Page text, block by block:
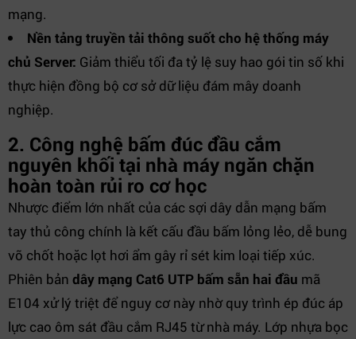
mạng.
Nền tảng truyền tải thông suốt cho hệ thống máy
chủ Server: Giảm thiểu tối đa tỷ lệ suy hao gói tin số khi
thực hiện đồng bộ cơ sở dữ liệu đám mây doanh
nghiệp.
2. Công nghệ bấm đúc đầu cắm
nguyên khối tại nhà máy ngăn chặn
hoàn toàn rủi ro cơ học
Nhược điểm lớn nhất của các sợi dây dẫn mạng bấm
tay thủ công chính là kết cấu đầu bấm lỏng lẻo, dễ bung
vỡ chốt hoặc lọt hơi ẩm gây rỉ sét kim loại tiếp xúc.
Phiên bản dây mạng Cat6 UTP bấm sẵn hai đầu mã
E104 xử lý triệt để nguy cơ này nhờ quy trình ép đúc áp
lực cao ôm sát đầu cắm RJ45 từ nhà máy. Lớp nhựa bọc